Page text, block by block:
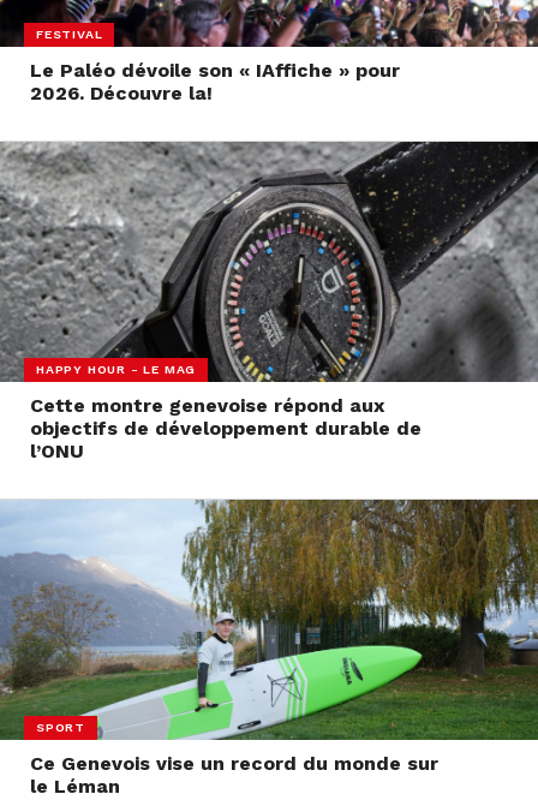
FESTIVAL
Le Paléo dévoile son « IAffiche » pour
2026. Découvre la!
HAPPY HOUR - LE MAG
Cette montre genevoise répond aux
objectifs de développement durable de
l’ONU
SPORT
Ce Genevois vise un record du monde sur
le Léman